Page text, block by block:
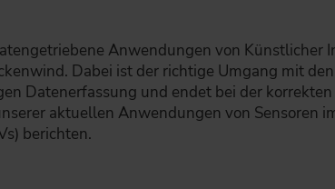
Anwendungen von Künstlicher
Dabei ist der richtige Umgang mit
Datenerfassung und endet bei der
aktuellen Anwendungen von Sensoren
berichten.